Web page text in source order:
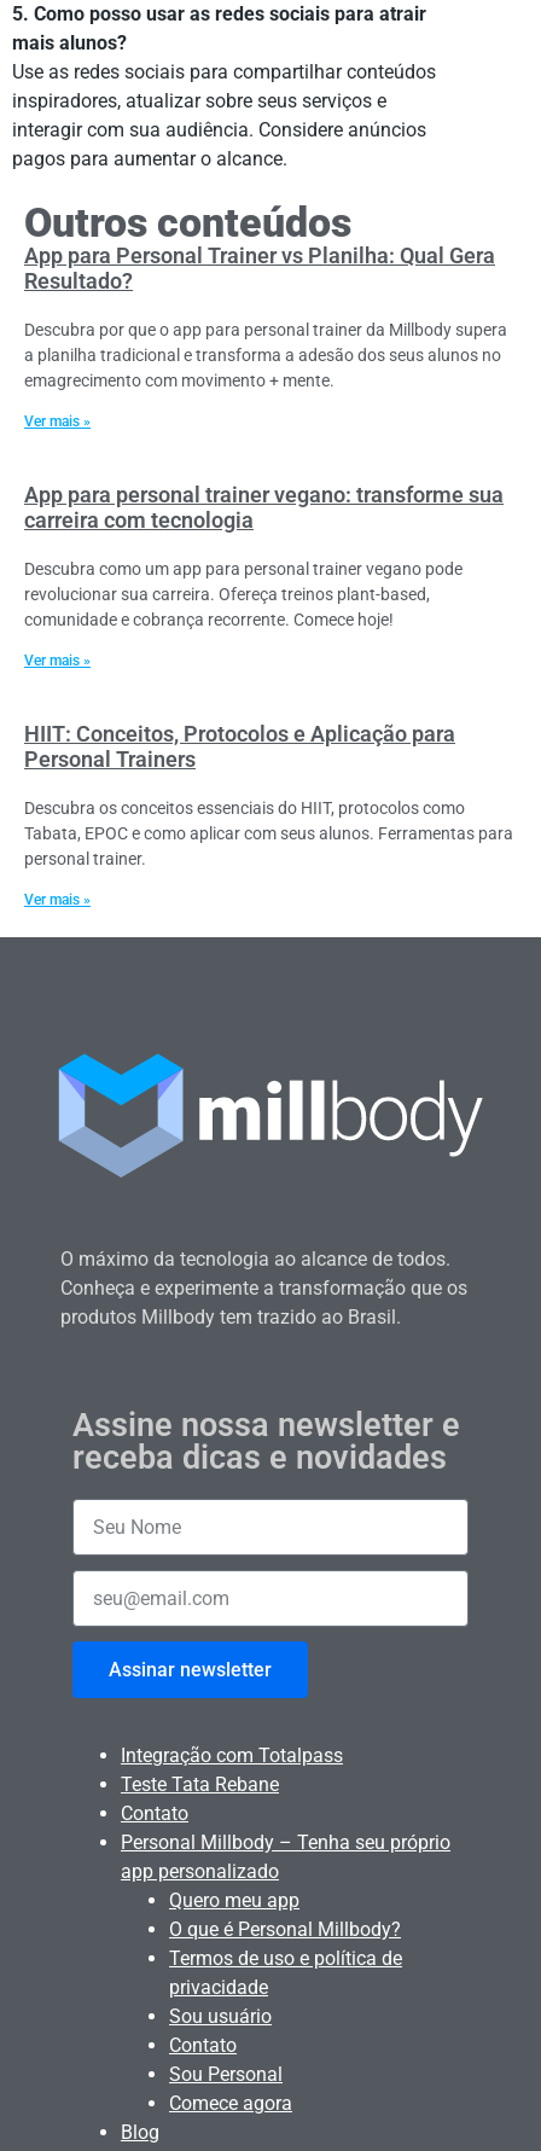
5. Como posso usar as redes sociais para atrair
mais alunos?
Use as redes sociais para compartilhar conteúdos
inspiradores, atualizar sobre seus serviços e
interagir com sua audiência. Considere anúncios
pagos para aumentar o alcance.
Outros conteúdos
App para Personal Trainer vs Planilha: Qual Gera
Resultado?
Descubra por que o app para personal trainer da Millbody supera
a planilha tradicional e transforma a adesão dos seus alunos no
emagrecimento com movimento + mente.
Ver mais »
App para personal trainer vegano: transforme sua
carreira com tecnologia
Descubra como um app para personal trainer vegano pode
revolucionar sua carreira. Ofereça treinos plant-based,
comunidade e cobrança recorrente. Comece hoje!
Ver mais »
HIIT: Conceitos, Protocolos e Aplicação para
Personal Trainers
Descubra os conceitos essenciais do HIIT, protocolos como
Tabata, EPOC e como aplicar com seus alunos. Ferramentas para
personal trainer.
Ver mais »
O máximo da tecnologia ao alcance de todos.
Conheça e experimente a transformação que os
produtos Millbody tem trazido ao Brasil.
Assine nossa newsletter e
receba dicas e novidades
Assinar newsletter
Integração com Totalpass
Teste Tata Rebane
Contato
Personal Millbody – Tenha seu próprio
app personalizado
Quero meu app
O que é Personal Millbody?
Termos de uso e política de
privacidade
Sou usuário
Contato
Sou Personal
Comece agora
Blog